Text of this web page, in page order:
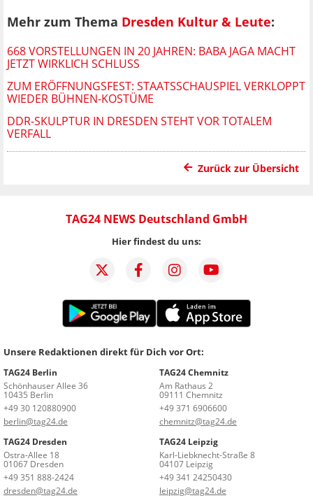
Mehr zum Thema Dresden Kultur & Leute:
668 VORSTELLUNGEN IN 20 JAHREN: BABA JAGA MACHT
JETZT WIRKLICH SCHLUSS
ZUM ERÖFFNUNGSFEST: STAATSSCHAUSPIEL VERKLOPPT
WIEDER BÜHNEN-KOSTÜME
DDR-SKULPTUR IN DRESDEN STEHT VOR TOTALEM
VERFALL
Zurück zur Übersicht
TAG24 NEWS Deutschland GmbH
Hier findest du uns:
Unsere Redaktionen direkt für Dich vor Ort:
TAG24 Berlin
Schönhauser Allee 36
10435 Berlin
+49 30 120880900
berlin@tag24.de
TAG24 Chemnitz
Am Rathaus 2
09111 Chemnitz
+49 371 6906600
chemnitz@tag24.de
TAG24 Dresden
Ostra-Allee 18
01067 Dresden
+49 351 888-2424
dresden@tag24.de
TAG24 Leipzig
Karl-Liebknecht-Straße 8
04107 Leipzig
+49 341 24250430
leipzig@tag24.de